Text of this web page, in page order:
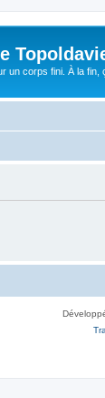
un corps fini. À la fin,